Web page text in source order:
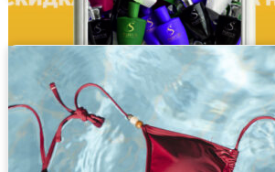
Клиентские дни в S Parfum
1 этаж
подробнее